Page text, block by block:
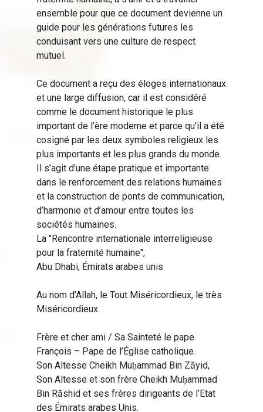
ensemble pour que ce document devienne un
guide pour les générations futures les
conduisant vers une culture de respect
mutuel.
Ce document a reçu des éloges internationaux
et une large diffusion, car il est considéré
comme le document historique le plus
important de l’ère moderne et parce qu’il a été
cosigné par les deux symboles religieux les
plus importants et les plus grands du monde.
Il s’agit d’une étape pratique et importante
dans le renforcement des relations humaines
et la construction de ponts de communication,
d’harmonie et d’amour entre toutes les
sociétés humaines.
La "Rencontre internationale interreligieuse
pour la fraternité humaine",
Abu Dhabi, Émirats arabes unis
Au nom d’Allah, le Tout Miséricordieux, le très
Miséricordieux.
Frère et cher ami / Sa Sainteté le pape
François – Pape de l’Église catholique.
Son Altesse Cheikh Muḥammad Bin Zāyid,
Son Altesse et son frère Cheikh Muḥammad
Bin Rāshid et ses frères dirigeants de l’Etat
des Émirats arabes Unis.